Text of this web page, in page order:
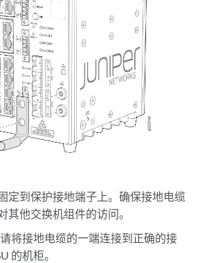
定到保护接地端子上。确保接地电缆
其他交换机组件的访问。
将接地电缆的一端连接到正确的接
的机柜。